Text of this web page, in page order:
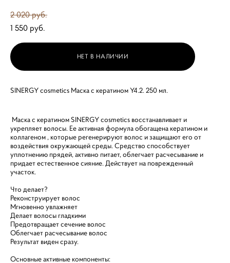
2 020 pуб.
1 550 pуб.
НЕТ В НАЛИЧИИ
SINERGY cosmetics Маска с кератином Y4.2. 250 мл.
Маска с кератином SINERGY cosmetics восстанавливает и
укрепляет волосы. Ее активная формула обогащена кератином и
коллагеном , которые регенерируют волос и защищают его от
воздействия окружающей среды. Средство способствует
уплотнению прядей, активно питает, облегчает расчесывание и
придает естественное сияние. Действует на поврежденный
участок.
Что делает?
Реконструирует волос
Мгновенно увлажняет
Делает волосы гладкими
Предотвращает сечение волос
Облегчает расчесывание волос
Результат виден сразу.
Основные активные компоненты: